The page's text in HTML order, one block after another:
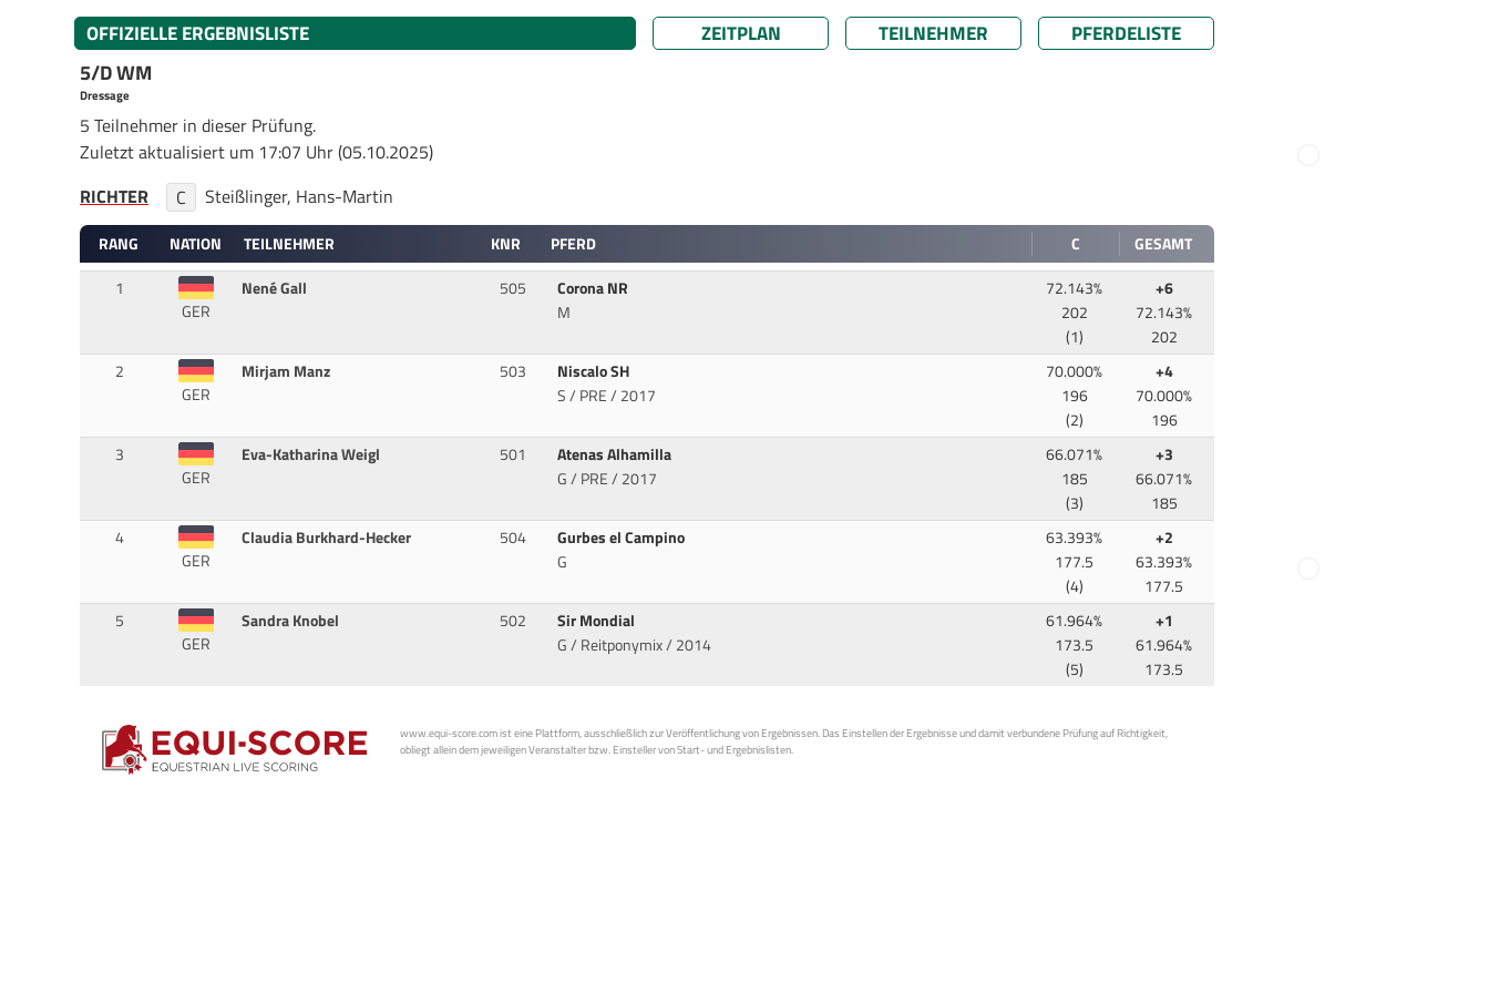
OFFIZIELLE ERGEBNISLISTE ZEITPLAN TEILNEHMER
PFERDELISTE
5/D WM
Dressage
5 Teilnehmer in dieser Prüfung.
Zuletzt aktualisiert um 17:07 Uhr (05.10.2025)
RICHTER
C Steißlinger, Hans-Martin
RANG NATION TEILNEHMER KNR PFERD C
GESAMT
1
GER
Nené Gall 505
Corona NR
M
72.143%
202
(1)
+6
72.143%
202
2
GER
Mirjam Manz 503
Niscalo SH
S / PRE / 2017
70.000%
196
(2)
+4
70.000%
196
3
GER
Eva-Katharina Weigl 501
Atenas Alhamilla
G / PRE / 2017
66.071%
185
(3)
+3
66.071%
185
4
GER
Claudia Burkhard-Hecker 504
Gurbes el Campino
G
63.393%
177.5
(4)
+2
63.393%
177.5
5
GER
Sandra Knobel 502
Sir Mondial
G / Reitponymix / 2014
61.964%
173.5
(5)
+1
61.964%
173.5
www.equi-score.com ist eine Plattform, ausschließlich zur Veröffentlichung von Ergebnissen. Das Einstellen der Ergebnisse und damit verbundene Prüfung auf Richtigkeit,
obliegt allein dem jeweiligen Veranstalter bzw. Einsteller von Start- und Ergebnislisten.